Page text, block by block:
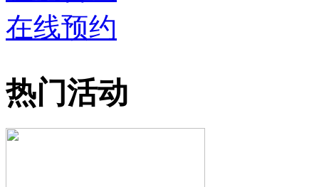
在线预约
热门活动